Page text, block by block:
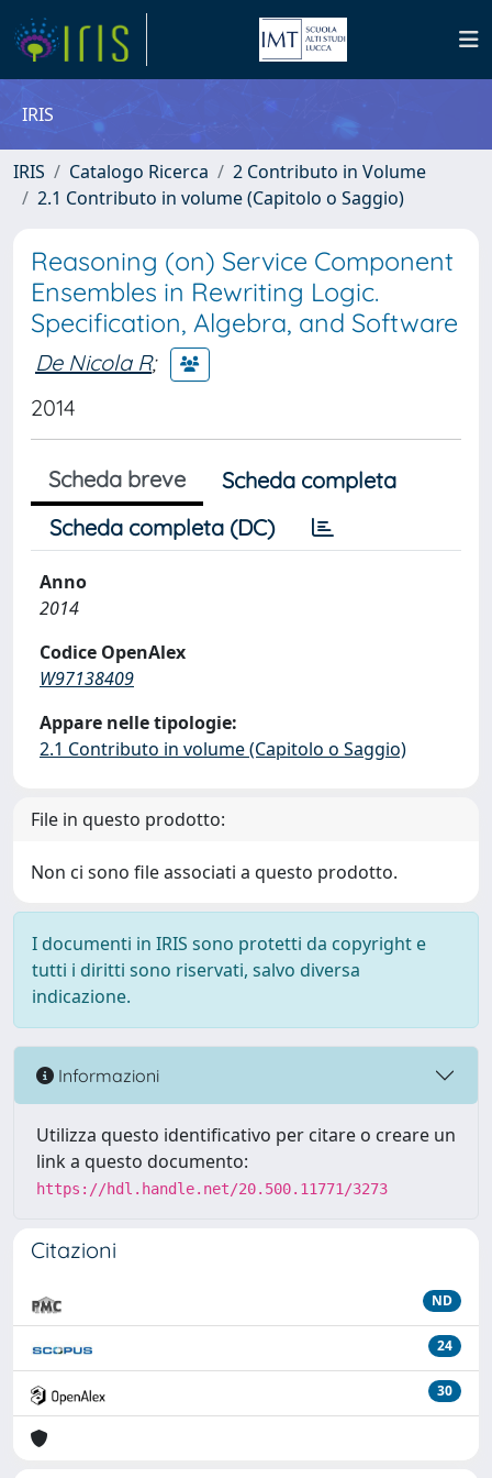
IRIS
IRIS Catalogo Ricerca
2 Contributo in Volume
2.1 Contributo in volume (Capitolo o Saggio)
Reasoning (on) Service Component
Ensembles in Rewriting Logic.
Specification, Algebra, and Software
De Nicola R;
2014
Scheda breve
Scheda completa
Scheda completa (DC)
Anno
2014
Codice OpenAlex
W97138409
Appare nelle tipologie:
2.1 Contributo in volume (Capitolo o Saggio)
File in questo prodotto:
Non ci sono file associati a questo prodotto.
I documenti in IRIS sono protetti da copyright e
tutti i diritti sono riservati, salvo diversa
indicazione.
Informazioni
Utilizza questo identificativo per citare o creare un
link a questo documento:
https://hdl.handle.net/20.500.11771/3273
Citazioni
ND
24
30